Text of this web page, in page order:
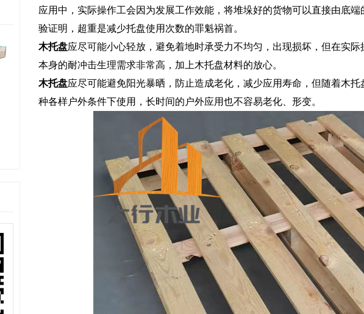
应用中，实际操作工会因为发展工作效能，将堆垛好的货物可以直接由底
验证明，超重是减少托盘使用次数的罪魁祸首。
木托盘应尽可能小心轻放，避免着地时承受力不均匀，出现损坏，但在实
本身的耐冲击生理需求非常高，加上木托盘材料的放心。
木托盘应尽可能避免阳光暴晒，防止造成老化，减少应用寿命，但随着木
种各样户外条件下使用，长时间的户外应用也不容易老化、形变。